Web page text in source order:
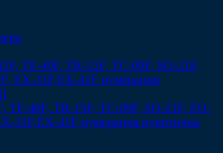
TF-40F, TR-15F, TC-09F, SO-21F, FO-
31F,EX-41F нумерация идентична